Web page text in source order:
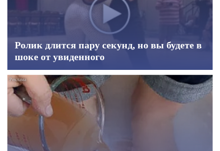
Ролик длится пару секунд, но вы будете в
шоке от увиденного